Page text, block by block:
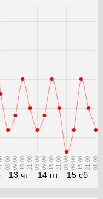
13 чт
03:00 09:00 15:00 21:00
14 пт
03:00 09:00 15:00 21:00
15 сб
03:00 09:00 15:00 21:00 03:00